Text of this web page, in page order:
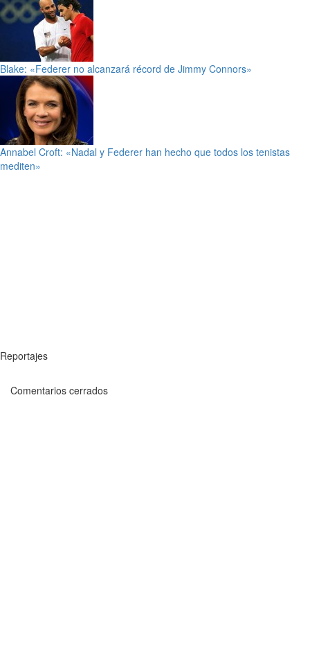
Blake: «Federer no alcanzará récord de Jimmy Connors»
Annabel Croft: «Nadal y Federer han hecho que todos los tenistas
mediten»
Reportajes
Comentarios cerrados